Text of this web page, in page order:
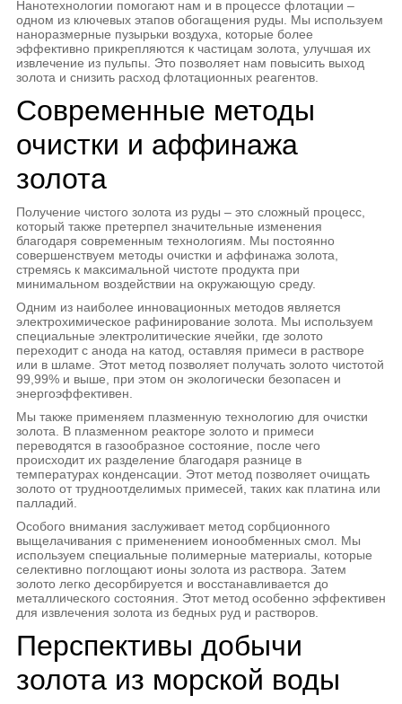
Нанотехнологии помогают нам и в процессе флотации –
одном из ключевых этапов обогащения руды. Мы используем
наноразмерные пузырьки воздуха, которые более
эффективно прикрепляются к частицам золота, улучшая их
извлечение из пульпы. Это позволяет нам повысить выход
золота и снизить расход флотационных реагентов.
Современные методы
очистки и аффинажа
золота
Получение чистого золота из руды – это сложный процесс,
который также претерпел значительные изменения
благодаря современным технологиям. Мы постоянно
совершенствуем методы очистки и аффинажа золота,
стремясь к максимальной чистоте продукта при
минимальном воздействии на окружающую среду.
Одним из наиболее инновационных методов является
электрохимическое рафинирование золота. Мы используем
специальные электролитические ячейки, где золото
переходит с анода на катод, оставляя примеси в растворе
или в шламе. Этот метод позволяет получать золото чистотой
99,99% и выше, при этом он экологически безопасен и
энергоэффективен.
Мы также применяем плазменную технологию для очистки
золота. В плазменном реакторе золото и примеси
переводятся в газообразное состояние, после чего
происходит их разделение благодаря разнице в
температурах конденсации. Этот метод позволяет очищать
золото от трудноотделимых примесей, таких как платина или
палладий.
Особого внимания заслуживает метод сорбционного
выщелачивания с применением ионообменных смол. Мы
используем специальные полимерные материалы, которые
селективно поглощают ионы золота из раствора. Затем
золото легко десорбируется и восстанавливается до
металлического состояния. Этот метод особенно эффективен
для извлечения золота из бедных руд и растворов.
Перспективы добычи
золота из морской воды